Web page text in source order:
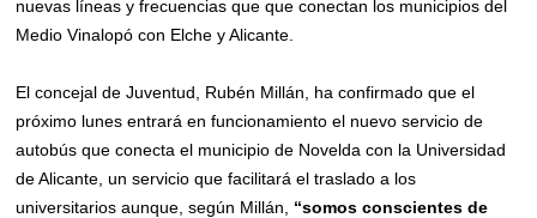
nuevas líneas y frecuencias que que conectan los municipios del
Medio Vinalopó con Elche y Alicante.
El concejal de Juventud, Rubén Millán, ha confirmado que el
próximo lunes entrará en funcionamiento el nuevo servicio de
autobús que conecta el municipio de Novelda con la Universidad
de Alicante, un servicio que facilitará el traslado a los
universitarios aunque, según Millán, “somos conscientes de